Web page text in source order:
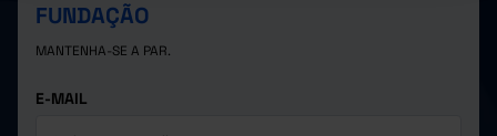
FUNDAÇÃO
MANTENHA-SE A PAR.
E-MAIL